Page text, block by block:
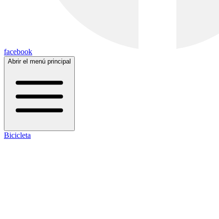
facebook
Abrir el menú principal
Bicicleta